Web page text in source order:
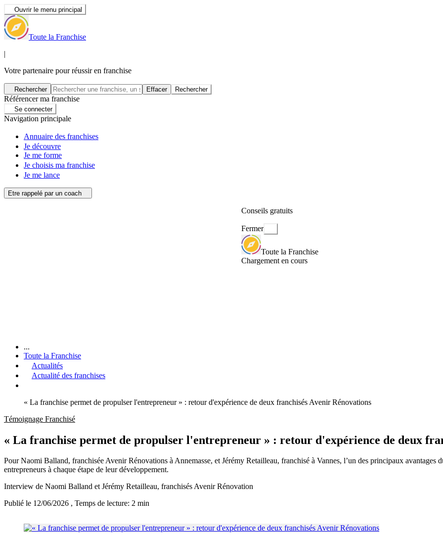
Ouvrir le menu principal
Toute la Franchise
|
Votre partenaire pour réussir en franchise
Rechercher Effacer Rechercher
Référencer ma franchise
Se connecter
Navigation principale
Annuaire des franchises
Je découvre
Je me forme
Je choisis ma franchise
Je me lance
Etre rappelé par un coach
Conseils gratuits
Fermer
Toute la Franchise
Chargement en cours
...
Toute la Franchise
Actualités
Actualité des franchises
« La franchise permet de propulser l'entrepreneur » : retour d'expérience de deux franchisés Avenir Rénovations
Témoignage Franchisé
« La franchise permet de propulser l'entrepreneur » : retour d'expérience de deux
Pour Naomi Balland, franchisée Avenir Rénovations à Annemasse, et Jérémy Retailleau, franchisé à Vannes, l’un des principaux avantages
entrepreneurs à chaque étape de leur développement.
Interview de Naomi Balland et Jérémy Retailleau, franchisés Avenir Rénovation
Publié le 12/06/2026 , Temps de lecture: 2 min